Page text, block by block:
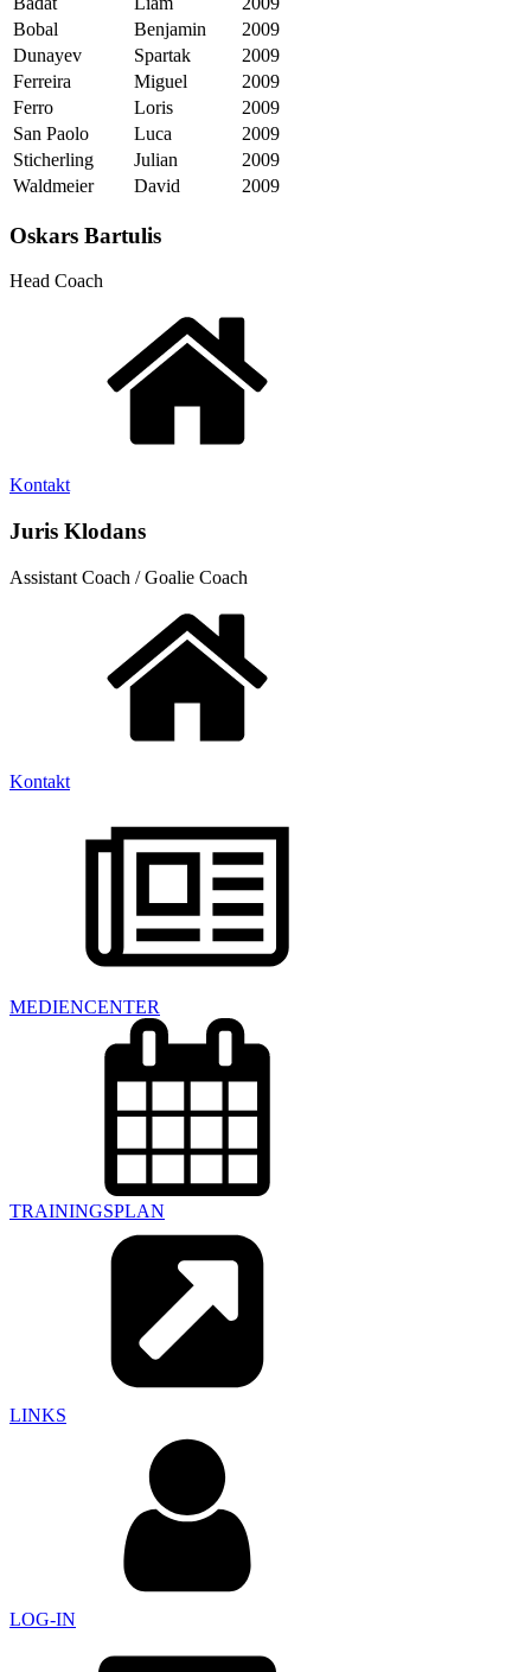
Bobal
Benjamin
2009
Dunayev
Spartak
2009
Ferreira
Miguel
2009
Ferro
Loris
2009
San Paolo
Luca
2009
Sticherling
Julian
2009
Waldmeier
David 2009
Oskars Bartulis
Head Coach
Kontakt
Juris Klodans
Assistant Coach / Goalie Coach
Kontakt
MEDIENCENTER
TRAININGSPLAN
LINKS
LOG-IN